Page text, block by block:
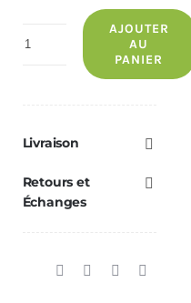
quantité
production
RED
41501100401
AJOUTER
AU
PANIER
Livraison
Retours et
Échanges